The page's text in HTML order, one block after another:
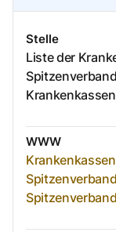
Stelle
Liste der
WWW